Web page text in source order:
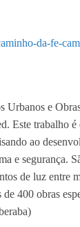
da-fe-
e
Este trabalho
ao
e segurança.
de luz entre
400 obras